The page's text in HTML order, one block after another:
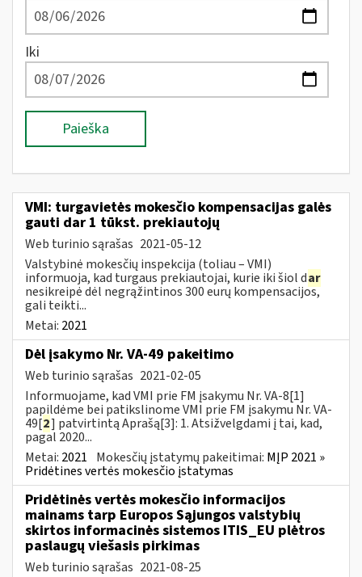
Iki
Paieška
VMI: turgavietės mokesčio kompensacijas galės
gauti dar 1 tūkst. prekiautojų
Web turinio sąrašas 2021-05-12
Valstybinė mokesčių inspekcija (toliau – VMI)
informuoja, kad turgaus prekiautojai, kurie iki šiol dar
nesikreipė dėl negrąžintinos 300 eurų kompensacijos,
gali teikti...
Metai: 2021
Dėl įsakymo Nr. VA-49 pakeitimo
Web turinio sąrašas 2021-02-05
Informuojame, kad VMI prie FM įsakymu Nr. VA-8[1]
papildėme bei patikslinome VMI prie FM įsakymu Nr. VA-
49[2] patvirtintą Aprašą[3]: 1. Atsižvelgdami į tai, kad,
pagal 2020...
Metai: 2021 Mokesčių įstatymų pakeitimai: MĮP 2021 »
Pridėtines vertės mokesčio įstatymas
Pridėtinės vertės mokesčio informacijos
mainams tarp Europos Sąjungos valstybių
skirtos informacinės sistemos ITIS_EU plėtros
paslaugų viešasis pirkimas
Web turinio sąrašas 2021-08-25